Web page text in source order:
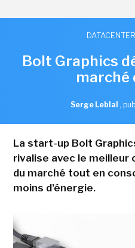
DATACENTER
Bolt Graphics
marché
Serge Leblal ,
La start-up Bolt
rivalise avec le meilleur
du marché tout en
moins d'énergie.